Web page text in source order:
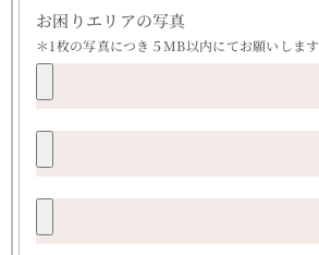
お困りエリアの写真
＊1枚の写真につき５MB以内にてお願いします